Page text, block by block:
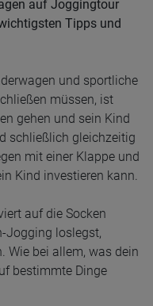
auf Joggingtour
Tipps und
und sportliche
müssen, ist
gehen und sein Kind
schließlich gleichzeitig
mit einer Klappe und
Kind investieren kann.
auf die Socken
Jogging loslegst,
Wie bei allem, was dein
bestimmte Dinge